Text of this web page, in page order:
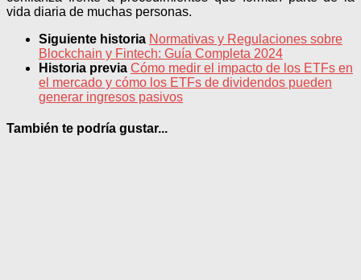
vida diaria de muchas personas.
Siguiente historia Normativas y Regulaciones sobre
Blockchain y Fintech: Guía Completa 2024
Historia previa Cómo medir el impacto de los ETFs en
el mercado y cómo los ETFs de dividendos pueden
generar ingresos pasivos
También te podría gustar...